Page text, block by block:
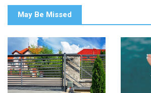
May Be Missed